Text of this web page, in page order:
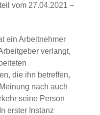
vom 27.04.2021 –
ein Arbeitnehmer
verlangt,
die ihn betreffen,
nach auch
seine Person
erster Instanz